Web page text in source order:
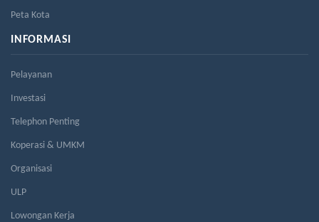
Peta Kota
INFORMASI
Pelayanan
Investasi
Telephon Penting
Koperasi & UMKM
Organisasi
ULP
Lowongan Kerja